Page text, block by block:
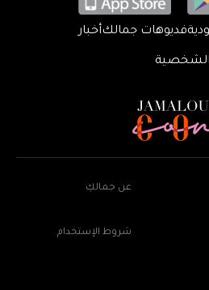
فديوهات جمالكأخبار
الشخصية
عن جمالكِ
شروط الإستخدام